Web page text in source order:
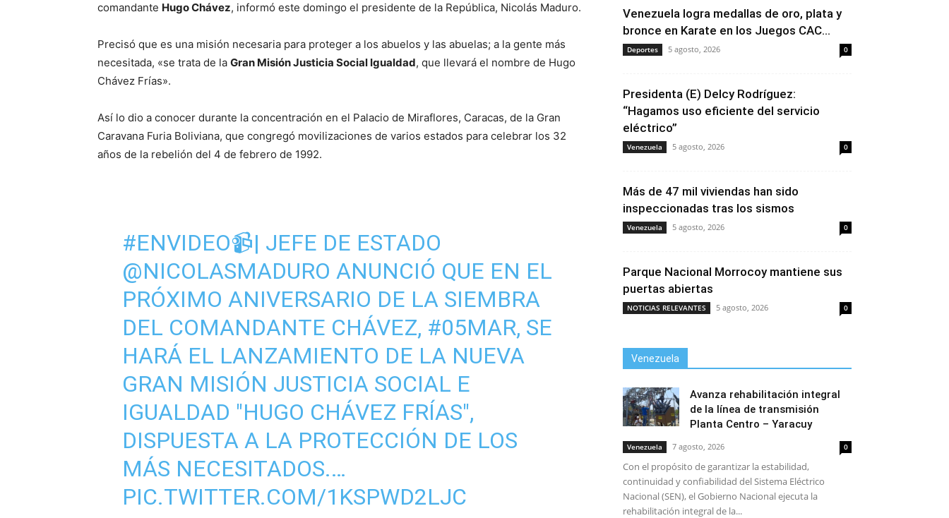
comandante Hugo Chávez, informó este domingo el presidente de la República, Nicolás Maduro.
Precisó que es una misión necesaria para proteger a los abuelos y las abuelas; a la gente más
necesitada, «se trata de la Gran Misión Justicia Social Igualdad, que llevará el nombre de Hugo
Chávez Frías».
Así lo dio a conocer durante la concentración en el Palacio de Miraflores, Caracas, de la Gran
Caravana Furia Boliviana, que congregó movilizaciones de varios estados para celebrar los 32
años de la rebelión del 4 de febrero de 1992.
#ENVIDEO📹| JEFE DE ESTADO
@NICOLASMADURO ANUNCIÓ QUE EN EL
PRÓXIMO ANIVERSARIO DE LA SIEMBRA
DEL COMANDANTE CHÁVEZ, #05MAR, SE
HARÁ EL LANZAMIENTO DE LA NUEVA
GRAN MISIÓN JUSTICIA SOCIAL E
IGUALDAD "HUGO CHÁVEZ FRÍAS",
DISPUESTA A LA PROTECCIÓN DE LOS
MÁS NECESITADOS.…
PIC.TWITTER.COM/1KSPWD2LJC
Venezuela logra medallas de oro, plata y
bronce en Karate en los Juegos CAC...
Deportes 5 agosto, 2026 0
Presidenta (E) Delcy Rodríguez:
“Hagamos uso eficiente del servicio
eléctrico”
Venezuela 5 agosto, 2026 0
Más de 47 mil viviendas han sido
inspeccionadas tras los sismos
Venezuela 5 agosto, 2026 0
Parque Nacional Morrocoy mantiene sus
puertas abiertas
NOTICIAS RELEVANTES 5 agosto, 2026 0
Venezuela
Avanza rehabilitación integral
de la línea de transmisión
Planta Centro – Yaracuy
Venezuela 7 agosto, 2026 0
Con el propósito de garantizar la estabilidad,
continuidad y confiabilidad del Sistema Eléctrico
Nacional (SEN), el Gobierno Nacional ejecuta la
rehabilitación integral de la...